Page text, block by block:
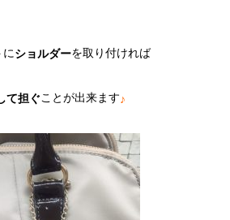
ショルダーを取り付ければ
て担ぐことが出来ます♪